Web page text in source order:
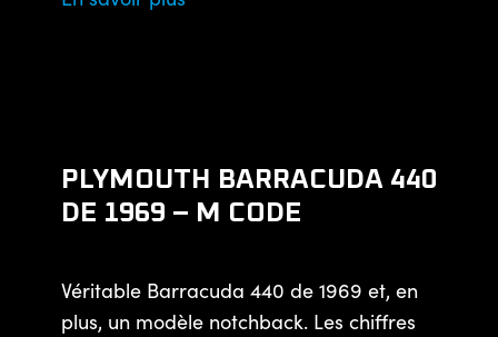
PLYMOUTH BARRACUDA 440
DE 1969 – M CODE
Véritable Barracuda 440 de 1969 et, en
plus, un modèle notchback. Les chiffres